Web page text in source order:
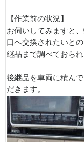
【作業前の状況】
お伺いしてみますと
口へ交換されたいと
継品まで調べておられ
後継品を車両に積ん
だきます。